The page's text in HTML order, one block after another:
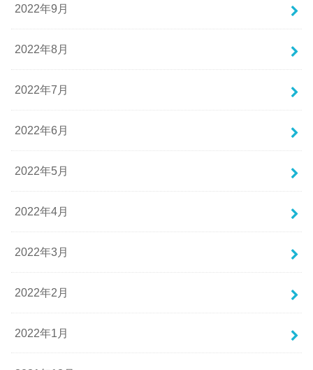
2022年9月
2022年8月
2022年7月
2022年6月
2022年5月
2022年4月
2022年3月
2022年2月
2022年1月